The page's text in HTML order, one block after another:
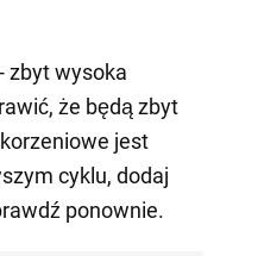
zbyt wysoka
że będą zbyt
jest
cyklu, dodaj
ponownie.